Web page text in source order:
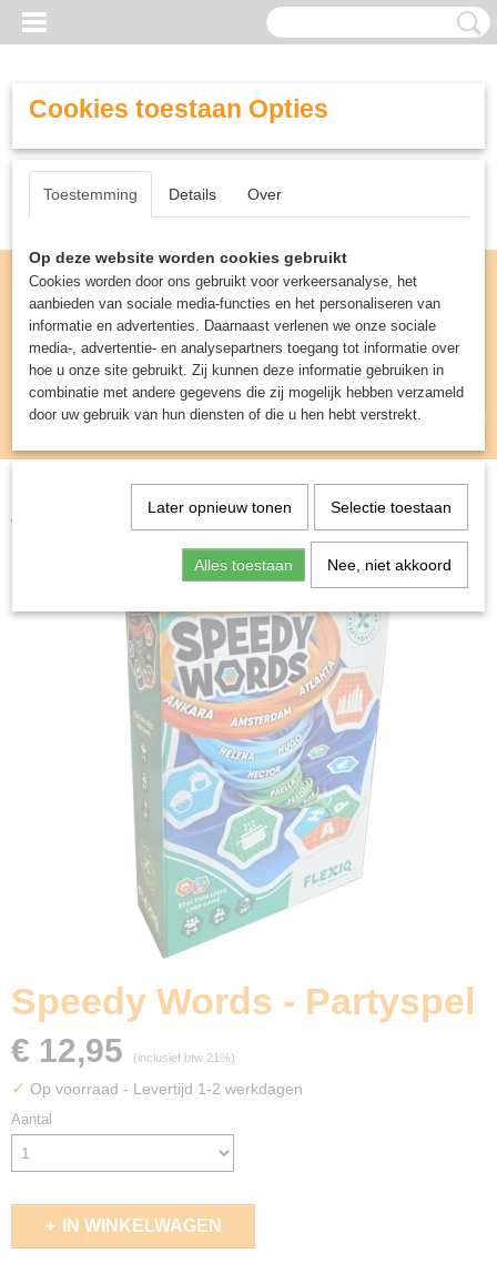
Inloggen Registreren
UW WINKELWAGEN
(0)
Spellen & Puzzels> Partyspellen>Speedy
Words - Partyspel
Speedy Words - Partyspel
€ 12,95 (inclusief btw 21%)
✓ Op voorraad - Levertijd 1-2 werkdagen
Aantal
IN WINKELWAGEN
Cookies toestaan Opties
Toestemming Details Over
Op deze website worden cookies gebruikt
Cookies worden door ons gebruikt voor verkeersanalyse, het
aanbieden van sociale media-functies en het personaliseren van
informatie en advertenties. Daarnaast verlenen we onze sociale
media-, advertentie- en analysepartners toegang tot informatie over
hoe u onze site gebruikt. Zij kunnen deze informatie gebruiken in
combinatie met andere gegevens die zij mogelijk hebben verzameld
door uw gebruik van hun diensten of die u hen hebt verstrekt.
Later opnieuw tonen Selectie toestaan
Alles toestaan Nee, niet akkoord